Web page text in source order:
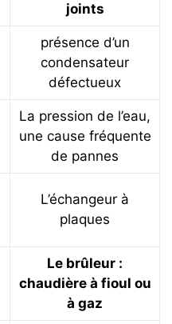
joints
présence d’un
condensateur
défectueux
La pression de l’eau,
une cause fréquente
de pannes
L’échangeur à
plaques
Le brûleur :
chaudière à fioul ou
à gaz